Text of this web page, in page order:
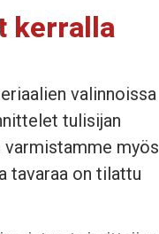
kerralla
valinnoissa
tulisijan
varmistamme myös
tavaraa on tilattu